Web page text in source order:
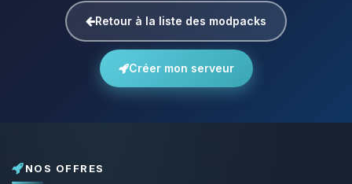
Retour à la liste des modpacks
Créer mon serveur
NOS OFFRES